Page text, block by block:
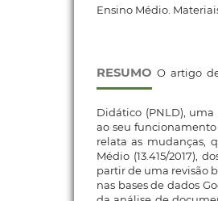
Ensino Médio.
RESUMO O artigo
Didático (PNLD),
ao seu
relata as mudanças,
Médio (13.415/2017),
partir de uma revisão
nas bases de dados